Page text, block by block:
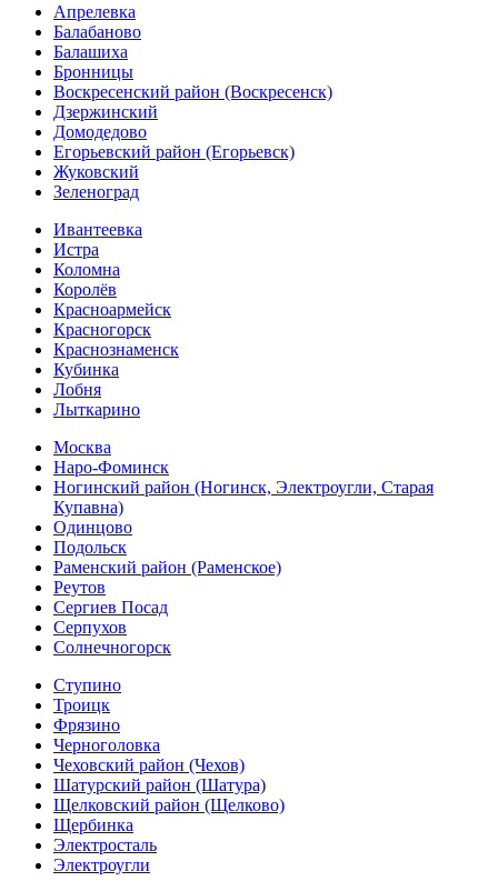
Апрелевка
Балабаново
Балашиха
Бронницы
Воскресенский район (Воскресенск)
Дзержинский
Домодедово
Егорьевский район (Егорьевск)
Жуковский
Зеленоград
Ивантеевка
Истра
Коломна
Королёв
Красноармейск
Красногорск
Краснознаменск
Кубинка
Лобня
Лыткарино
Москва
Наро-Фоминск
Ногинский район (Ногинск, Электроугли, Старая
Купавна)
Одинцово
Подольск
Раменский район (Раменское)
Реутов
Сергиев Посад
Серпухов
Солнечногорск
Ступино
Троицк
Фрязино
Черноголовка
Чеховский район (Чехов)
Шатурский район (Шатура)
Щелковский район (Щелково)
Щербинка
Электросталь
Электроугли